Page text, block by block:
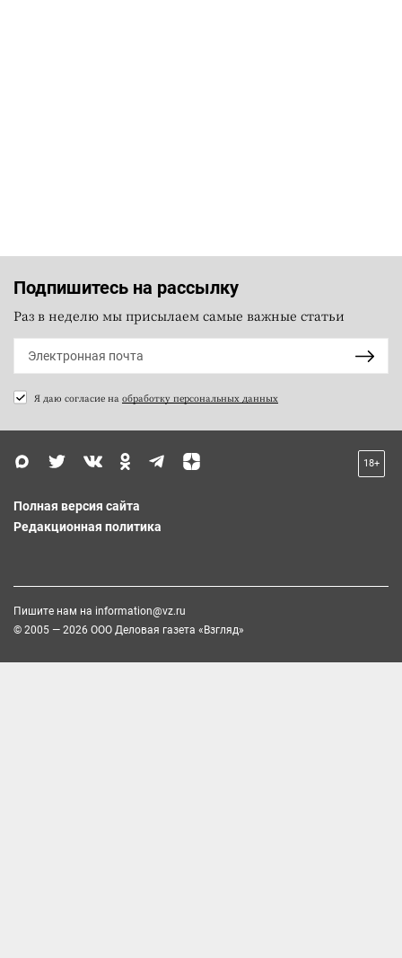
Подпишитесь на рассылку
Раз в неделю мы присылаем самые важные статьи
Я даю согласие на обработку персональных данных
18+
Полная версия сайта
Редакционная политика
Пишите нам на information@vz.ru
© 2005 — 2026 ООО Деловая газета «Взгляд»